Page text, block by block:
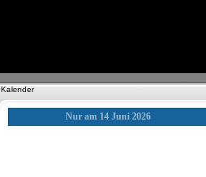
Kalender
Nur am 14 Juni 2026